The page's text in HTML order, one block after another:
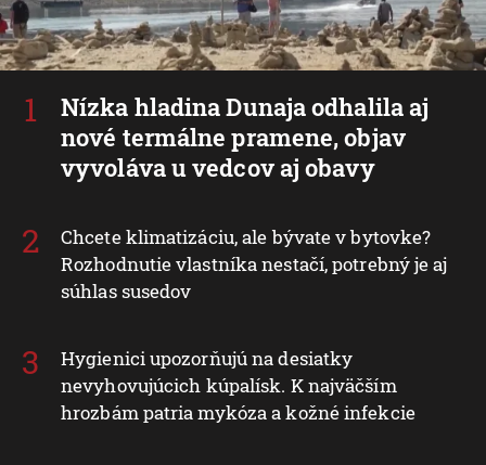
Nízka hladina Dunaja odhalila aj
nové termálne pramene, objav
vyvoláva u vedcov aj obavy
Chcete klimatizáciu, ale bývate v bytovke?
Rozhodnutie vlastníka nestačí, potrebný je aj
súhlas susedov
Hygienici upozorňujú na desiatky
nevyhovujúcich kúpalísk. K najväčším
hrozbám patria mykóza a kožné infekcie